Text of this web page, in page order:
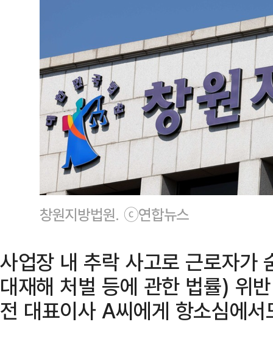
창원지방법원. ⓒ연합뉴스
사업장 내 추락 사고로 근로자가
대재해 처벌 등에 관한 법률) 위
전 대표이사 A씨에게 항소심에